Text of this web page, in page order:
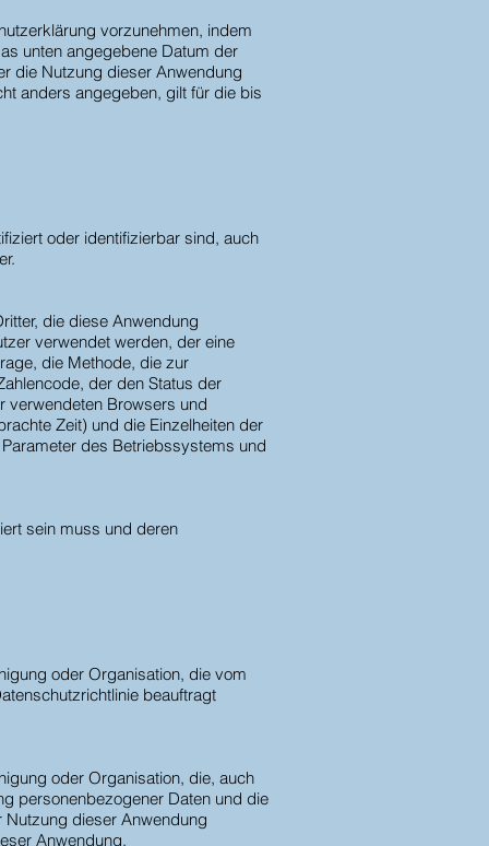
vorzunehmen, indem
unten angegebene Datum der
die Nutzung dieser Anwendung
anders angegeben, gilt für die bis
oder identifizierbar sind, auch
die diese Anwendung
verwendet werden, der eine
die Methode, die zur
der den Status der
verwendeten Browsers und
Zeit) und die Einzelheiten der
des Betriebssystems und
sein muss und deren
oder Organisation, die vom
beauftragt
oder Organisation, die, auch
personenbezogener Daten und die
dieser Anwendung
Anwendung.